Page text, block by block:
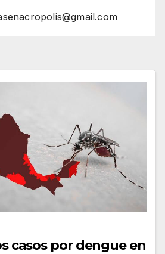
casos por dengue en